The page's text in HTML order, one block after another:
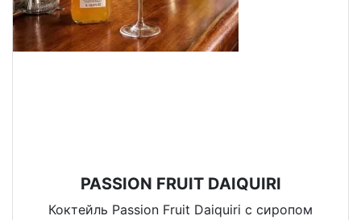
PASSION FRUIT DAIQUIRI
Коктейль Passion Fruit Daiquiri с сиропом